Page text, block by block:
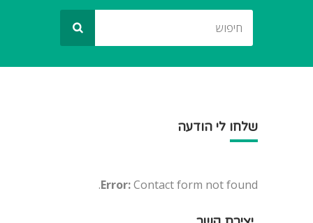
שלחו לי הודעה
Error:Contact form not found.